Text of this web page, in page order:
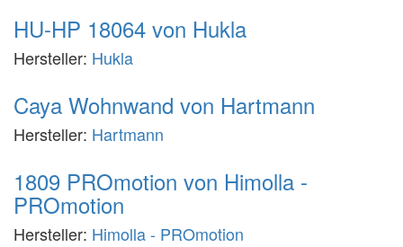
HU-HP 18064 von Hukla
Hersteller: Hukla
Caya Wohnwand von Hartmann
Hersteller: Hartmann
1809 PROmotion von Himolla -
PROmotion
Hersteller: Himolla - PROmotion